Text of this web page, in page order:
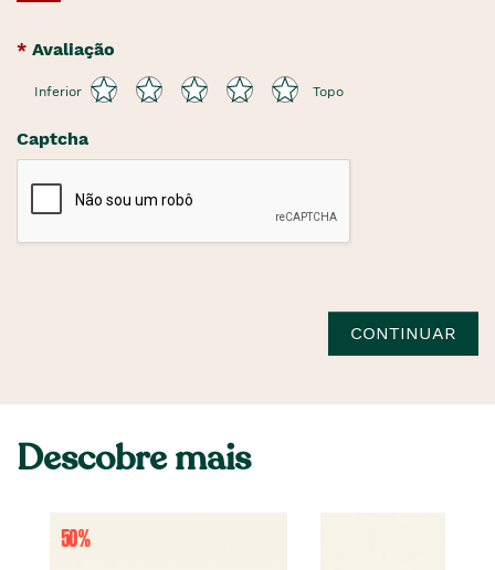
Avaliação
Inferior Topo
Captcha
CONTINUAR
Descobre mais